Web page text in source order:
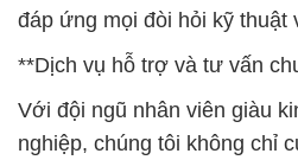
đáp ứng mọi đòi hỏi kỹ thuật
**Dịch vụ hỗ trợ và tư vấn
Với đội ngũ nhân viên giàu
nghiệp, chúng tôi không chỉ